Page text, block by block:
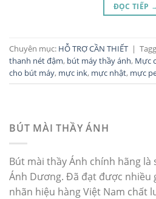
ĐỌC TIẾP
Chuyên mục: HỖ TRỢ CẦN THIẾT |
thanh nét đậm, bút máy thầy ánh, Mực
cho bút máy, mực ink, mực nhật, mực
BÚT MÀI THẦY ÁNH
Bút mài thầy Ánh chính hãng là
Ánh Dương. Đã đạt được nhiều
nhãn hiệu hàng Việt Nam chất